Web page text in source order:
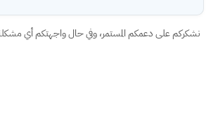
نشكركم على دعمكم المستمر، وفي حال واجهتكم أي مشكلة